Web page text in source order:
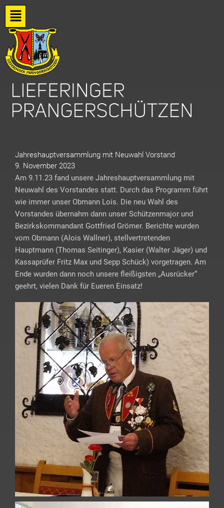
Zum
Inhalt
springen
Flyout
Menu
Jahreshauptversammlung mit Neuwahl Vorstand
9. November 2023
Am 9.11.23 fand unsere Jahreshauptversammlung mit
Neuwahl des Vorstandes statt. Durch das Programm führt
wie immer unser Obmann Lois. Die neu Wahl des
Vorstandes übernahm dann unser Schützenmajor und
Bezirkskommandant Gottfried Grömer. Berichte wurden
vom Obmann (Alois Wallner), stellvertretenden
Hauptmann (Thomas Seitinger), Kasier (Walter Jäger) und
Kassaprüfer Fritz Max und Sepp Schück) vorgetragen. Am
Ende wurden dann noch unsere fleißigsten „Ausrücker“
geehrt, vielen Dank für Eueren Einsatz!